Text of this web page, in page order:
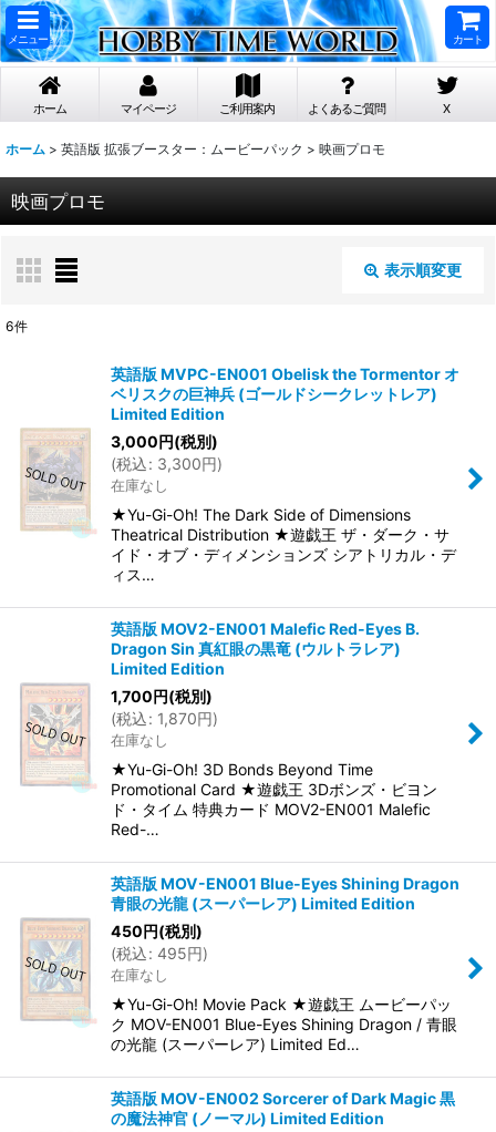
メニュー カート
ホーム マイページ ご利用案内 よくあるご質問 X
ホーム > 英語版 拡張ブースター：ムービーパック > 映画プロモ
映画プロモ
表示順変更
在庫あり
並び順:
絞り込む
6件
英語版 MVPC-EN001 Obelisk the Tormentor オ
ベリスクの巨神兵 (ゴールドシークレットレア)
Limited Edition
3,000円(税別)
(税込: 3,300円)
在庫なし
★Yu-Gi-Oh! The Dark Side of Dimensions
Theatrical Distribution ★遊戯王 ザ・ダーク・サ
イド・オブ・ディメンションズ シアトリカル・デ
ィス…
英語版 MOV2-EN001 Malefic Red-Eyes B.
Dragon Sin 真紅眼の黒竜 (ウルトラレア)
Limited Edition
1,700円(税別)
(税込: 1,870円)
在庫なし
★Yu-Gi-Oh! 3D Bonds Beyond Time
Promotional Card ★遊戯王 3Dボンズ・ビヨン
ド・タイム 特典カード MOV2-EN001 Malefic
Red-…
英語版 MOV-EN001 Blue-Eyes Shining Dragon
青眼の光龍 (スーパーレア) Limited Edition
450円(税別)
(税込: 495円)
在庫なし
★Yu-Gi-Oh! Movie Pack ★遊戯王 ムービーパッ
ク MOV-EN001 Blue-Eyes Shining Dragon / 青眼
の光龍 (スーパーレア) Limited Ed…
英語版 MOV-EN002 Sorcerer of Dark Magic 黒
の魔法神官 (ノーマル) Limited Edition